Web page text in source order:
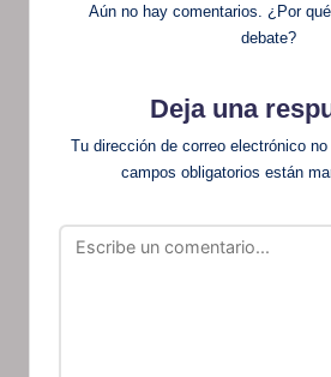
Aún no hay comentarios. ¿Por
debate?
Deja una
Tu dirección de correo electrónico no
campos obligatorios están